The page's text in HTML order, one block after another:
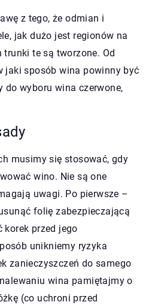
z tego, że odmian i
jak dużo jest regionów na
te są tworzone. Od
jaki sposób wina powinny być
do wyboru wina czerwone,
musimy się stosować, gdy
wino. Nie są one
uwagi. Po pierwsze –
folię zabezpieczającą
korek przed jego
unikniemy ryzyka
zanieczyszczeń do samego
wina pamiętajmy o
(co uchroni przed